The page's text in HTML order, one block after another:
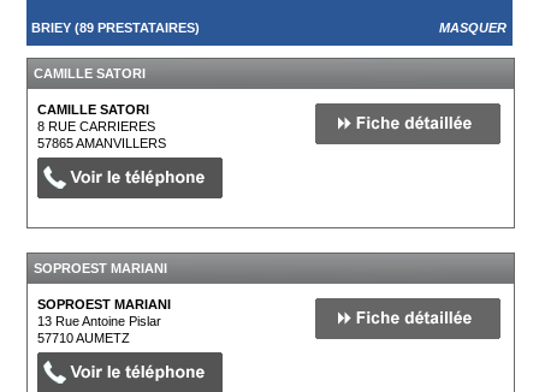
BRIEY (89 PRESTATAIRES) MASQUER
CAMILLE SATORI
CAMILLE SATORI
8 RUE CARRIERES
57865AMANVILLERS
SOPROEST MARIANI
SOPROEST MARIANI
13 Rue Antoine Pislar
57710AUMETZ